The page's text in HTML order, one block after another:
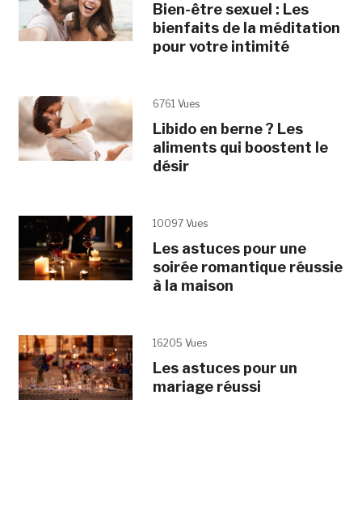
Bien-être sexuel : Les
bienfaits de la méditation
pour votre intimité
6761 Vues
Libido en berne ? Les
aliments qui boostent le
désir
10097 Vues
Les astuces pour une
soirée romantique réussie
à la maison
16205 Vues
Les astuces pour un
mariage réussi